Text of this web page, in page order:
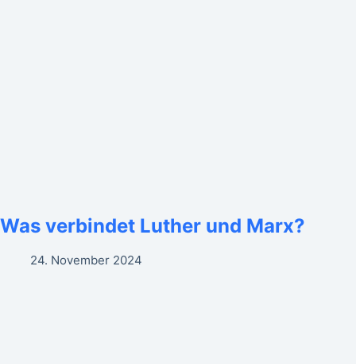
Was verbindet Luther und Marx?
24. November 2024